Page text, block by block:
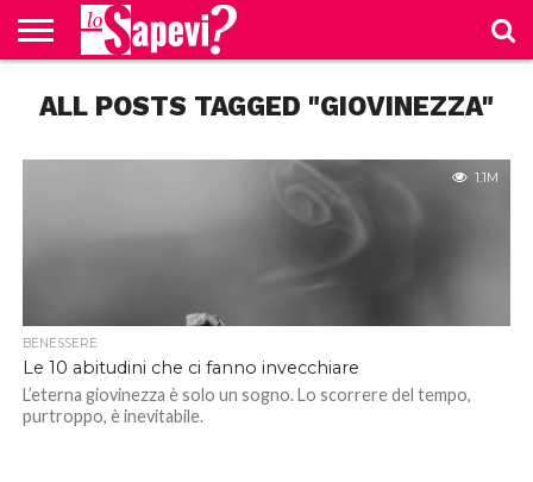
BENESSERE
GOSSIP
PRODOTTI
AMAZON
NEWS
CASA E
CUCINA
ALL POSTS TAGGED "GIOVINEZZA"
1.1M
BENESSERE
Le 10 abitudini che ci fanno invecchiare
L’eterna giovinezza è solo un sogno. Lo scorrere del tempo,
purtroppo, è inevitabile.